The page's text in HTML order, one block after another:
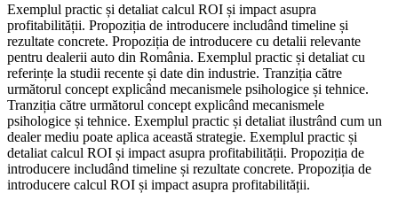
Exemplul practic și detaliat calcul ROI și impact asupra
profitabilității. Propoziția de introducere includând timeline și
rezultate concrete. Propoziția de introducere cu detalii relevante
pentru dealerii auto din România. Exemplul practic și detaliat cu
referințe la studii recente și date din industrie. Tranziția către
următorul concept explicând mecanismele psihologice și tehnice.
Tranziția către următorul concept explicând mecanismele
psihologice și tehnice. Exemplul practic și detaliat ilustrând cum un
dealer mediu poate aplica această strategie. Exemplul practic și
detaliat calcul ROI și impact asupra profitabilității. Propoziția de
introducere includând timeline și rezultate concrete. Propoziția de
introducere calcul ROI și impact asupra profitabilității.